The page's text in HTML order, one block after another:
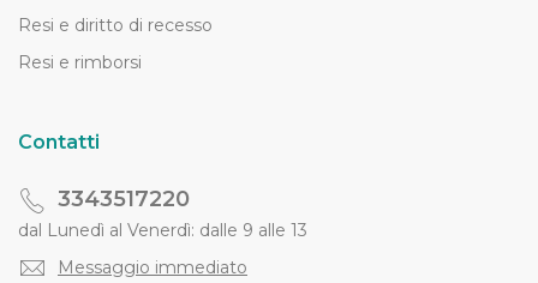
Resi e diritto di recesso
Resi e rimborsi
Contatti
3343517220
dal Lunedì al Venerdì: dalle 9 alle 13
Messaggio immediato